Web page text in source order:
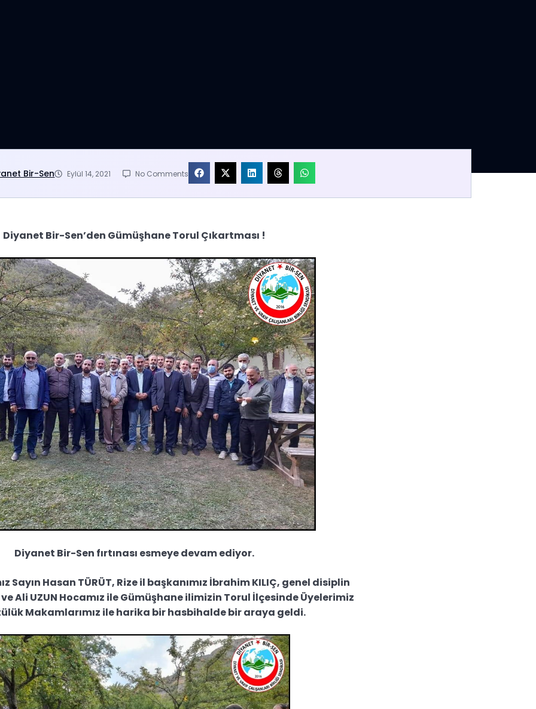
Bir-Sen Eylül 14, 2021 No Comments
Diyanet Bir-Sen’den Gümüşhane Torul Çıkartması !
Diyanet Bir-Sen fırtınası esmeye devam ediyor.
Sayın Hasan TÜRÜT, Rize il başkanımız İbrahim KILIÇ, genel disiplin
Ali UZUN Hocamız ile Gümüşhane ilimizin Torul İlçesinde Üyelerimiz
Makamlarımız ile harika bir hasbihalde bir araya geldi.